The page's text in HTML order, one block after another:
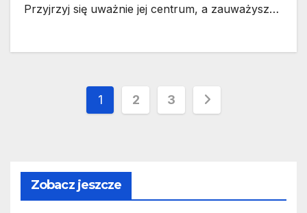
Przyjrzyj się uważnie jej centrum, a zauważysz…
Stronicowanie
1 2 3
Zobacz jeszcze